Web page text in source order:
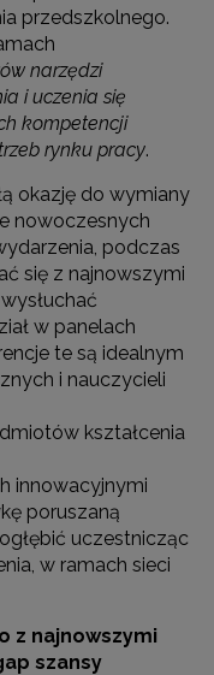
przedszkolnego.
narzędzi
i uczenia się
kompetencji
rynku pracy.
okazję do wymiany
nowoczesnych
podczas
się z najnowszymi
w panelach
te są idealnym
i nauczycieli
kształcenia
innowacyjnymi
poruszaną
uczestnicząc
w ramach sieci
z najnowszymi
szansy